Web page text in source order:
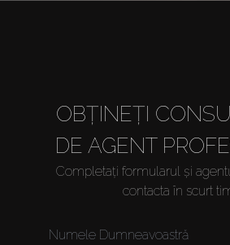
OBȚINEȚI
DE AGENT
Completați formularul și
contacta în scurt